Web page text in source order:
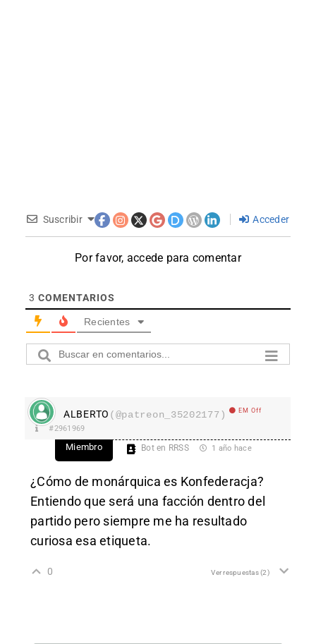
Suscribir Acceder
Por favor, accede para comentar
3 COMENTARIOS
Recientes
ALBERTO (@patreon_35202177) EM Off
#2961969
Miembro Bot en RRSS 1 año hace
¿Cómo de monárquica es Konfederacja?
Entiendo que será una facción dentro del
partido pero siempre me ha resultado
curiosa esa etiqueta.
0 Ver respuestas(2)